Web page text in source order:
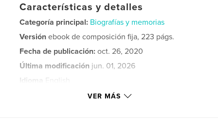
Características y detalles
Categoría principal: Biografías y memorias
Versión ebook de composición fija, 223 págs.
Fecha de publicación: oct. 26, 2020
Última modificación jun. 01, 2026
Idioma
English
VER MÁS